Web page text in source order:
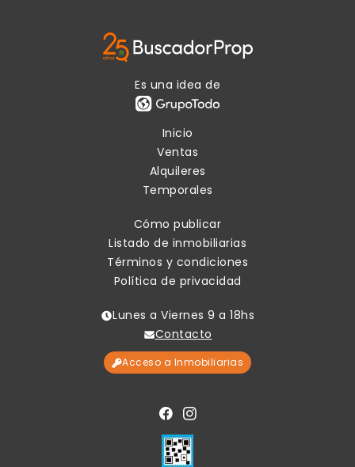
Es una idea de
Inicio
Ventas
Alquileres
Temporales
Cómo publicar
Listado de inmobiliarias
Términos y condiciones
Política de privacidad
Lunes a Viernes 9 a 18hs
Contacto
Acceso a Inmobiliarias